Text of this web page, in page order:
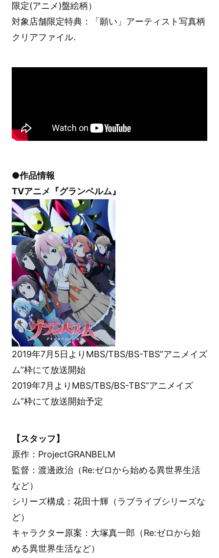
限定(アニメ)盤絵柄）
対象店舗限定特典：「願い」アーティスト写真柄
クリアファイル.
●作品情報
TVアニメ『グランベルム』
2019年7月5日よりMBS/TBS/BS-TBS”アニメイズ
ム”枠にて放送開始
2019年7月よりMBS/TBS/BS-TBS“アニメイズ
ム”枠にて放送開始予定
【スタッフ】
原作：ProjectGRANBELM
監督：渡邊政治（Re:ゼロから始める異世界生活
など）
シリーズ構成：花田十輝（ラブライブシリーズな
ど）
キャラクター原案：大塚真一郎（Re:ゼロから始
める異世界生活など）